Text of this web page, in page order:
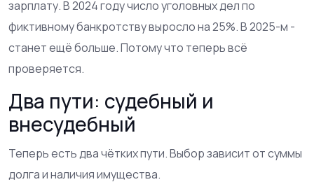
зарплату. В 2024 году число уголовных дел по
фиктивному банкротству выросло на 25%. В 2025-м -
станет ещё больше. Потому что теперь всё
проверяется.
Два пути: судебный и
внесудебный
Теперь есть два чётких пути. Выбор зависит от суммы
долга и наличия имущества.